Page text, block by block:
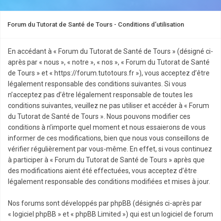
Forum du Tutorat de Santé de Tours - Conditions d’utilisation
En accédant à « Forum du Tutorat de Santé de Tours » (désigné ci-
après par « nous », « notre », « nos », « Forum du Tutorat de Santé
de Tours » et « https://forum.tutotours.fr »), vous acceptez d’être
légalement responsable des conditions suivantes. Si vous
n’acceptez pas d’être légalement responsable de toutes les
conditions suivantes, veuillez ne pas utiliser et accéder à « Forum
du Tutorat de Santé de Tours ». Nous pouvons modifier ces
conditions à n’importe quel moment et nous essaierons de vous
informer de ces modifications, bien que nous vous conseillons de
vérifier régulièrement par vous-même. En effet, si vous continuez
à participer à « Forum du Tutorat de Santé de Tours » après que
des modifications aient été effectuées, vous acceptez d’être
légalement responsable des conditions modifiées et mises à jour.
Nos forums sont développés par phpBB (désignés ci-après par
« logiciel phpBB » et « phpBB Limited ») qui est un logiciel de forum